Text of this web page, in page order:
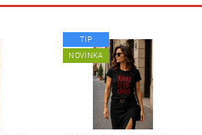
TIP
NOVINKA